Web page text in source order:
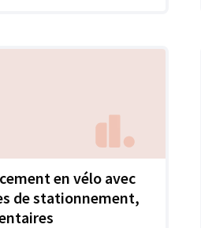
en vélo avec
de stationnement,